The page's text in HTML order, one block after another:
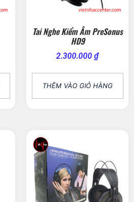
Tai Nghe Kiểm Âm PreSonus
HD9
2.300.000 ₫
THÊM VÀO GIỎ HÀNG